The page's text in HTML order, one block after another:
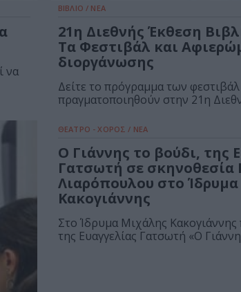
να
ΒΙΒΛΙΟ / ΝΕΑ
21η Διεθνής Έκθεση
Τα Φεστιβάλ και
διοργάνωσης
Δείτε το πρόγραμμα των
πραγματοποιηθούν στην 21η
ΘΕΑΤΡΟ - ΧΟΡΟΣ / ΝΕΑ
Ο Γιάννης το βούδι, της
Γατσωτή σε σκηνοθεσία
Λιαρόπουλου στο
Κακογιάννης
Στο Ίδρυμα Μιχάλης Κακογιάννης
της Ευαγγελίας Γατσωτή «Ο